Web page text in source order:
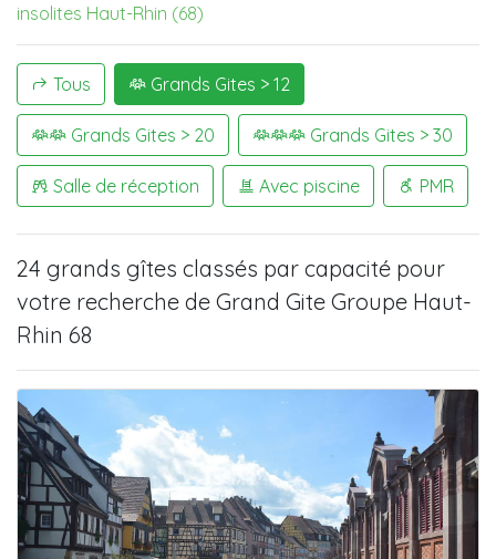
insolites Haut-Rhin (68)
Tous Grands Gites > 12
Grands Gites > 20 Grands Gites > 30
Salle de réception Avec piscine PMR
24 grands gîtes classés par capacité pour
votre recherche de Grand Gite Groupe Haut-
Rhin 68